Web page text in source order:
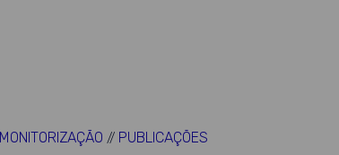
MONITORIZAÇÃO // PUBLICAÇÕES